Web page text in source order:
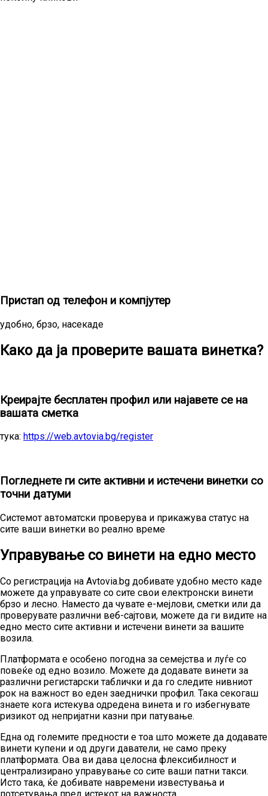
Пристап од телефон и компјутер
удобно, брзо, насекаде
Како да ја проверите вашата винетка?
Креирајте бесплатен профил или најавете се на
вашата сметка
тука: https://web.avtovia.bg/register
Погледнете ги сите активни и истечени винетки со
точни датуми
Системот автоматски проверува и прикажува статус на
сите ваши винетки во реално време
Управување со винети на едно место
Со регистрација на Avtovia.bg добивате удобно место каде
можете да управувате со сите свои електронски винети
брзо и лесно. Наместо да чувате е-мејлови, сметки или да
проверувате различни веб-сајтови, можете да ги видите на
едно место сите активни и истечени винети за вашите
возила.
Платформата е особено погодна за семејства и луѓе со
повеќе од едно возило. Можете да додавате винети за
различни регистарски таблички и да го следите нивниот
рок на важност во еден заеднички профил. Така секогаш
знаете кога истекува одредена винета и го избегнувате
ризикот од непријатни казни при патување.
Една од големите предности е тоа што можете да додавате
винети купени и од други даватели, не само преку
платформата. Ова ви дава целосна флексибилност и
централизирано управување со сите ваши патни такси.
Исто така, ќе добивате навремени известувања и
потсетувања пред истекот на важноста.